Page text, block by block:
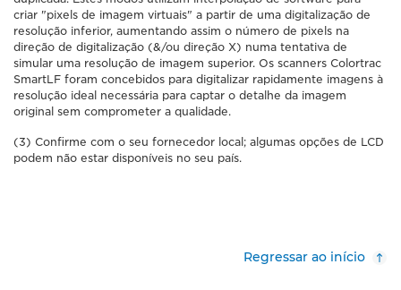
criar "pixels de imagem virtuais" a partir de uma digitalização de
resolução inferior, aumentando assim o número de pixels na
direção de digitalização (&/ou direção X) numa tentativa de
simular uma resolução de imagem superior. Os scanners Colortrac
SmartLF foram concebidos para digitalizar rapidamente imagens à
resolução ideal necessária para captar o detalhe da imagem
original sem comprometer a qualidade.
(3) Confirme com o seu fornecedor local; algumas opções de LCD
podem não estar disponíveis no seu país.
Regressar ao início